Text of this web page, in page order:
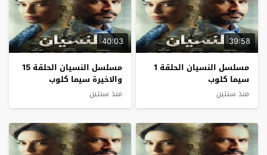
39:58
مسلسل النسيان الحلقة 1
سيما كلوب
منذ سنتين
40:03
مسلسل النسيان الحلقة 15
والاخيرة سيما كلوب
منذ سنتين